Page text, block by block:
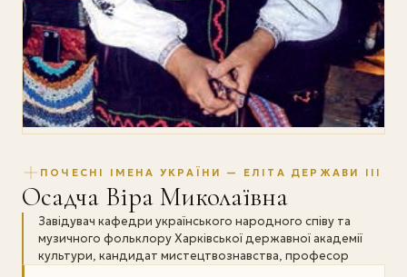
ПОЧЕСНІ ІМЕНА УКРАЇНИ — ЕЛІТА ДЕРЖАВИ III
Осадча Віра Миколаївна
Завідувач кафедри українського народного співу та
музичного фольклору Харківської державної академії
культури, кандидат мистецтвознавства, професор